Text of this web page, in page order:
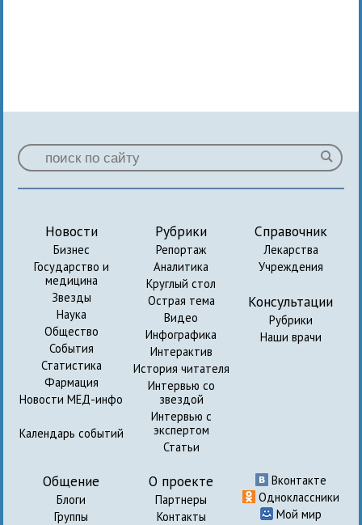
Новости
Бизнес
Государство и
медицина
Звезды
Наука
Общество
События
Статистика
Фармация
Новости МЕД-инфо
Календарь событий
Рубрики
Репортаж
Аналитика
Круглый стол
Острая тема
Видео
Инфографика
Интерактив
История читателя
Интервью со
звездой
Интервью с
экспертом
Статьи
Справочник
Лекарства
Учреждения
Консультации
Рубрики
Наши врачи
Общение
Блоги
Группы
О проекте
Партнеры
Контакты
Вконтакте
Одноклассники
Мой мир